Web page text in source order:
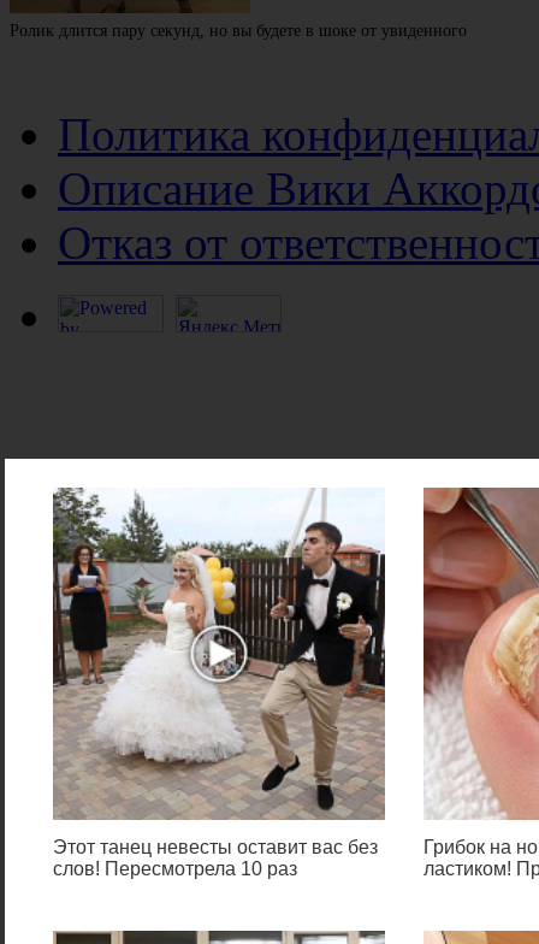
Этот танец невесты оставит вас без
слов! Пересмотрела 10 раз
Грибок на
ластиком!
Ролик длится пару секунд, но вы будете в шоке от увиденного
Политика
Описание Вики
Отказ от